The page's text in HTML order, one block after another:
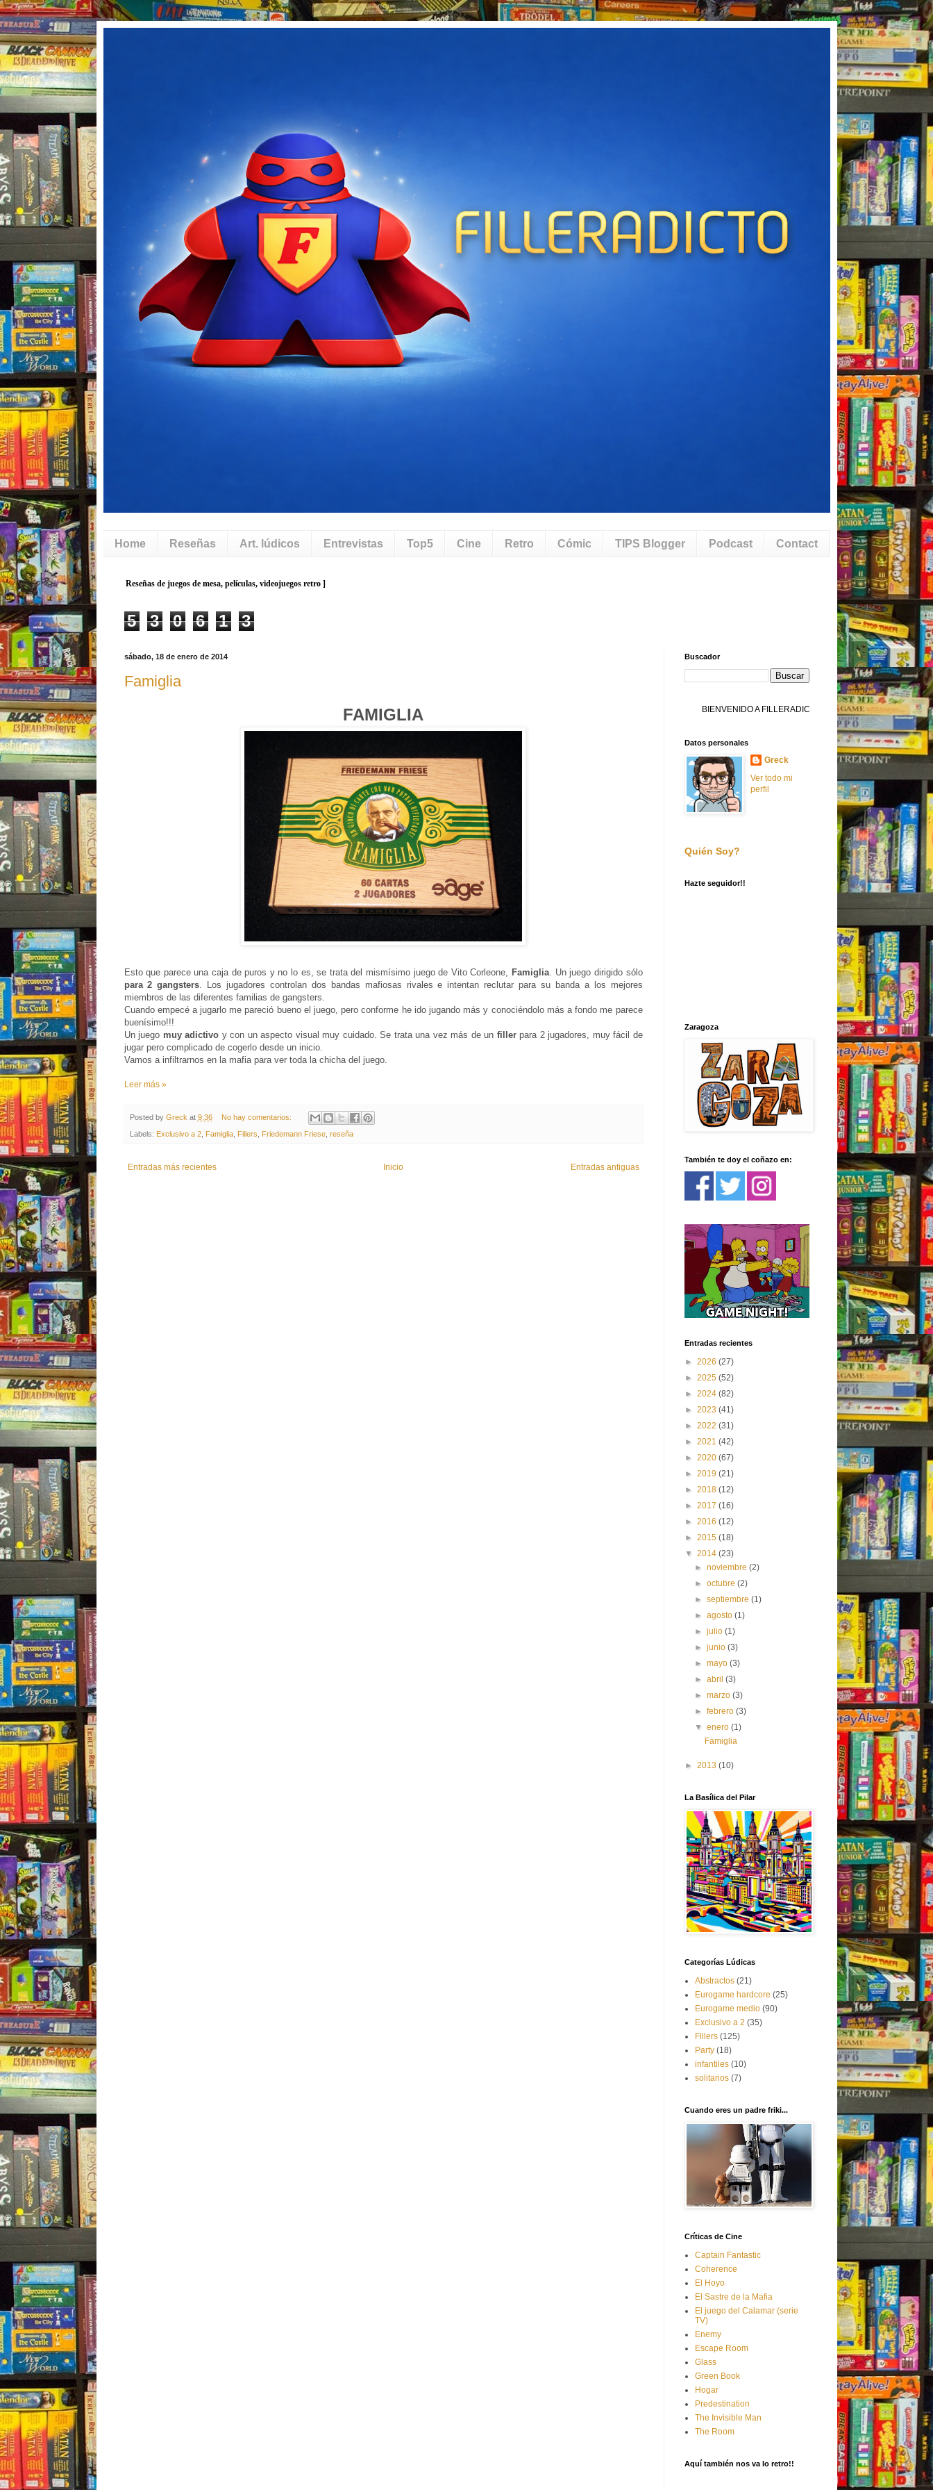
Home Reseñas Art. lúdicos Entrevistas Top5 Cine Retro Cómic TIPS Blogger Podcast Contact
5 3 0 6 1 3
sábado, 18 de enero de 2014
Famiglia
FAMIGLIA
Esto que parece una caja de puros y no lo es, se trata del mismísimo juego de Vito Corleone, Famiglia . Un juego dirigido sólo
para 2 gangsters . Los jugadores controlan dos bandas mafiosas rivales e intentan reclutar para su banda a los mejores
miembros de las diferentes familias de gangsters.
Cuando empecé a jugarlo me pareció bueno el juego, pero conforme he ido jugando más y conociéndolo más a fondo me parece
buenísimo!!!
Un juego muy adictivo y con un aspecto visual muy cuidado. Se trata una vez más de un fillerpara 2 jugadores, muy fácil de
jugar pero complicado de cogerlo desde un inicio.
Vamos a infiltrarnos en la mafia para ver toda la chicha del juego.
Leer más »
Posted by Greck at 9:36 No hay comentarios:
Labels: Exclusivo a 2, Famiglia, Fillers Friedemann Friese, reseña
Entradas más recientes Entradas antiguas
Inicio
Buscador
BIENVENIDO A FILLERADICTO
Datos personales
Greck
Ver todo mi
perfil
Quién Soy?
Hazte seguidor!!
Zaragoza
También te doy el coñazo en:
Entradas recientes
► 2026 (27)
► 2025 (52)
► 2024 (82)
► 2023 (41)
► 2022 (31)
► 2021 (42)
► 2020 (67)
► 2019 (21)
► 2018 (12)
► 2017 (16)
► 2016 (12)
► 2015 (18)
▼ 2014 (23)
► noviembre (2)
► octubre (2)
► septiembre (1)
► agosto (1)
► julio (1)
► junio (3)
► mayo (3)
► abril (3)
► marzo (3)
► febrero (3)
▼ enero (1)
Famiglia
► 2013 (10)
La Basílica del Pilar
Categorías Lúdicas
Abstractos (21)
Eurogame hardcore (25)
Eurogame medio (90)
Exclusivo a 2 (35)
Fillers (125)
Party (18)
infantiles (10)
solitarios (7)
Cuando eres un padre friki...
Críticas de Cine
Captain Fantastic
Coherence
El Hoyo
El Sastre de la Mafia
El juego del Calamar (serie
TV)
Enemy
Escape Room
Glass
Green Book
Hogar
Predestination
The Invisible Man
The Room
Aquí también nos va lo retro!!